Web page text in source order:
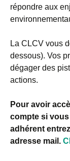
répondre aux
La CLCV vous
dessous). Vos
dégager des
actions.
Pour avoir
compte si
adhérent
adresse mail.